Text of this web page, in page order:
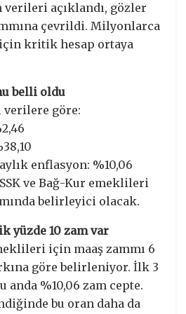
verileri açıklandı, gözler
çevrildi. Milyonlarca
kritik hesap ortaya
belli oldu
verilere göre:
enflasyon: %10,06
ve Bağ-Kur emeklileri
belirleyici olacak.
yüzde 10 zam var
için maaş zammı 6
göre belirleniyor. İlk 3
anda %10,06 zam cepte.
bu oran daha da